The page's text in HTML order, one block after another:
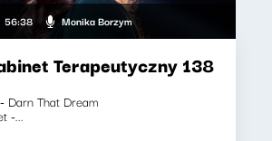
56:38 Monika Borzym
Terapeutyczny 138
Darn That Dream
-...